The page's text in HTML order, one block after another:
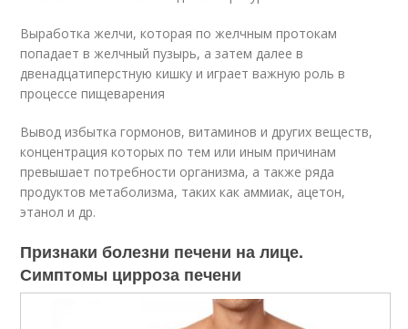
Выработка желчи, которая по желчным протокам
попадает в желчный пузырь, а затем далее в
двенадцатиперстную кишку и играет важную роль в
процессе пищеварения
Вывод избытка гормонов, витаминов и других веществ,
концентрация которых по тем или иным причинам
превышает потребности организма, а также ряда
продуктов метаболизма, таких как аммиак, ацетон,
этанол и др.
Признаки болезни печени на лице.
Симптомы цирроза печени